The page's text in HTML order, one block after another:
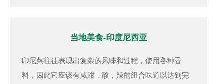
当地美食-印度尼西亚
印尼菜往往表现出复杂的风味和过程，使用各种香
料，因此它应该有咸甜，酸，辣的组合味道以达到完